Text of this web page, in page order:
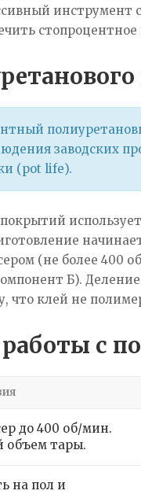
заводских
(pot life).
(не более 400
Б).
клей не
с
до 400 об/мин.
объем тары.
на пол и